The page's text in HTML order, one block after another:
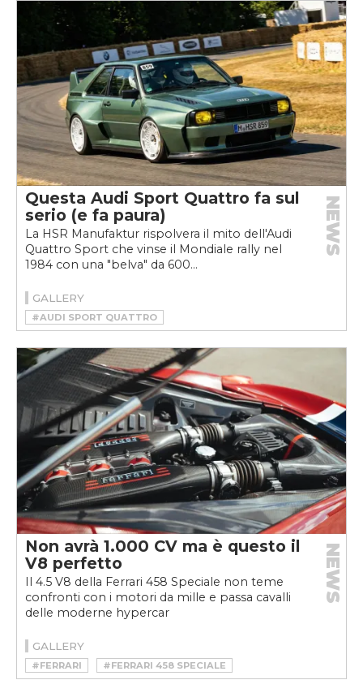
Questa Audi Sport Quattro fa sul
serio (e fa paura)
La HSR Manufaktur rispolvera il mito dell'Audi
Quattro Sport che vinse il Mondiale rally nel
1984 con una "belva" da 600...
NEWS
GALLERY
#AUDI SPORT QUATTRO
#HSR MANUFAKTUR
#RESTOMOD
Non avrà 1.000 CV ma è questo il
V8 perfetto
Il 4.5 V8 della Ferrari 458 Speciale non teme
confronti con i motori da mille e passa cavalli
delle moderne hypercar
NEWS
GALLERY
#FERRARI #FERRARI 458 SPECIALE